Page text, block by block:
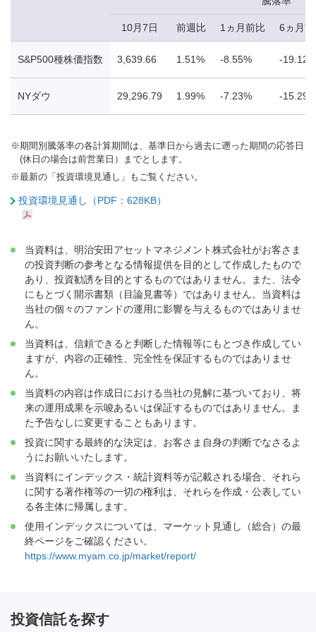
10月7日 前週比 1ヵ月前比 6ヵ月
S&P500種株価指数 3,639.66 1.51% -8.55% -19.12%
NYダウ 29,296.79 1.99% -7.23% -15.29%
※期間別騰落率の各計算期間は、基準日から過去に遡った期間の応答日
(休日の場合は前営業日）までとします。
※最新の「投資環境見通し」もご覧ください。
投資環境見通し（PDF：628KB）
当資料は、明治安田アセットマネジメント株式会社がお客さま
の投資判断の参考となる情報提供を目的として作成したもので
あり、投資勧誘を目的とするものではありません。また、法令
にもとづく開示書類（目論見書等）ではありません。当資料は
当社の個々のファンドの運用に影響を与えるものではありませ
ん。
当資料は、信頼できると判断した情報等にもとづき作成してい
ますが、内容の正確性、完全性を保証するものではありませ
ん。
当資料の内容は作成日における当社の見解に基づいており、将
来の運用成果を示唆あるいは保証するものではありません。ま
た予告なしに変更することもあります。
投資に関する最終的な決定は、お客さま自身の判断でなさるよ
うにお願いいたします。
当資料にインデックス・統計資料等が記載される場合、それら
に関する著作権等の一切の権利は、それらを作成・公表してい
る各主体に帰属します。
使用インデックスについては、マーケット見通し（総合）の最
終ページをご確認ください。
https://www.myam.co.jp/market/report/
投資信託を探す